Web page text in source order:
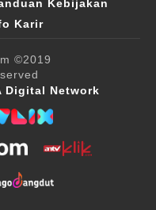
Kebijakan
Karir
©2019
Digital Network